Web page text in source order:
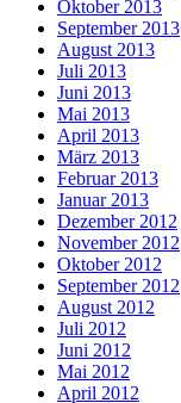
Oktober 2013
September 2013
August 2013
Juli 2013
Juni 2013
Mai 2013
April 2013
März 2013
Februar 2013
Januar 2013
Dezember 2012
November 2012
Oktober 2012
September 2012
August 2012
Juli 2012
Juni 2012
Mai 2012
April 2012